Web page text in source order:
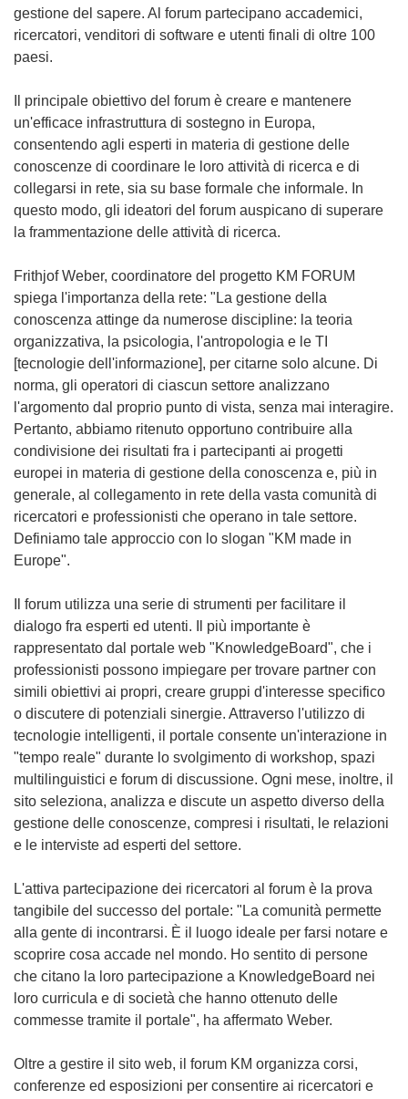
gestione del sapere. Al forum partecipano accademici,
ricercatori, venditori di software e utenti finali di oltre 100
paesi.
Il principale obiettivo del forum è creare e mantenere
un'efficace infrastruttura di sostegno in Europa,
consentendo agli esperti in materia di gestione delle
conoscenze di coordinare le loro attività di ricerca e di
collegarsi in rete, sia su base formale che informale. In
questo modo, gli ideatori del forum auspicano di superare
la frammentazione delle attività di ricerca.
Frithjof Weber, coordinatore del progetto KM FORUM
spiega l'importanza della rete: "La gestione della
conoscenza attinge da numerose discipline: la teoria
organizzativa, la psicologia, l'antropologia e le TI
[tecnologie dell'informazione], per citarne solo alcune. Di
norma, gli operatori di ciascun settore analizzano
l'argomento dal proprio punto di vista, senza mai interagire.
Pertanto, abbiamo ritenuto opportuno contribuire alla
condivisione dei risultati fra i partecipanti ai progetti
europei in materia di gestione della conoscenza e, più in
generale, al collegamento in rete della vasta comunità di
ricercatori e professionisti che operano in tale settore.
Definiamo tale approccio con lo slogan "KM made in
Europe".
Il forum utilizza una serie di strumenti per facilitare il
dialogo fra esperti ed utenti. Il più importante è
rappresentato dal portale web "KnowledgeBoard", che i
professionisti possono impiegare per trovare partner con
simili obiettivi ai propri, creare gruppi d'interesse specifico
o discutere di potenziali sinergie. Attraverso l'utilizzo di
tecnologie intelligenti, il portale consente un'interazione in
"tempo reale" durante lo svolgimento di workshop, spazi
multilinguistici e forum di discussione. Ogni mese, inoltre, il
sito seleziona, analizza e discute un aspetto diverso della
gestione delle conoscenze, compresi i risultati, le relazioni
e le interviste ad esperti del settore.
L'attiva partecipazione dei ricercatori al forum è la prova
tangibile del successo del portale: "La comunità permette
alla gente di incontrarsi. È il luogo ideale per farsi notare e
scoprire cosa accade nel mondo. Ho sentito di persone
che citano la loro partecipazione a KnowledgeBoard nei
loro curricula e di società che hanno ottenuto delle
commesse tramite il portale", ha affermato Weber.
Oltre a gestire il sito web, il forum KM organizza corsi,
conferenze ed esposizioni per consentire ai ricercatori e